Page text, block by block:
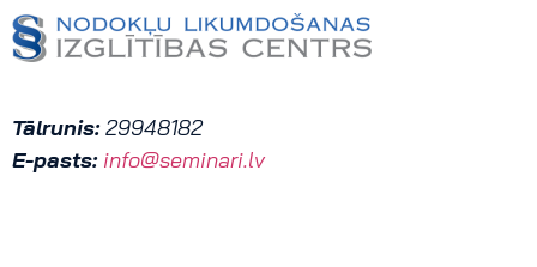
Tālrunis:29948182
E-pasts: info@seminari.lv